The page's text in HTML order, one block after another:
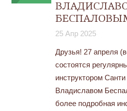
25 Апр 2025
Друзья! 27 апреля
состоятся
инструктором
Владиславом
более подробная